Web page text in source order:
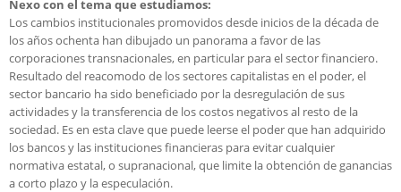
Nexo con el tema que estudiamos:
Los cambios institucionales promovidos desde inicios de la década de
los años ochenta han dibujado un panorama a favor de las
corporaciones transnacionales, en particular para el sector financiero.
Resultado del reacomodo de los sectores capitalistas en el poder, el
sector bancario ha sido beneficiado por la desregulación de sus
actividades y la transferencia de los costos negativos al resto de la
sociedad. Es en esta clave que puede leerse el poder que han adquirido
los bancos y las instituciones financieras para evitar cualquier
normativa estatal, o supranacional, que limite la obtención de ganancias
a corto plazo y la especulación.